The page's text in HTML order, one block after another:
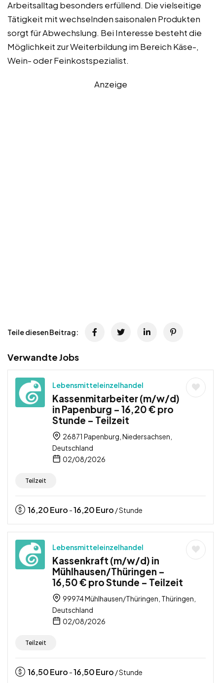
Arbeitsalltag besonders erfüllend. Die vielseitige
Tätigkeit mit wechselnden saisonalen Produkten
sorgt für Abwechslung. Bei Interesse besteht die
Möglichkeit zur Weiterbildung im Bereich Käse-,
Wein- oder Feinkostspezialist.
Anzeige
Teile diesen Beitrag:
Verwandte Jobs
Lebensmitteleinzelhandel
Kassenmitarbeiter (m/w/d)
in Papenburg – 16,20 € pro
Stunde – Teilzeit
26871 Papenburg, Niedersachsen,
Deutschland
02/08/2026
Teilzeit
16,20Euro -16,20Euro / Stunde
Lebensmitteleinzelhandel
Kassenkraft (m/w/d) in
Mühlhausen/Thüringen –
16,50 € pro Stunde – Teilzeit
99974 Mühlhausen/Thüringen, Thüringen,
Deutschland
02/08/2026
Teilzeit
16,50Euro -16,50Euro / Stunde